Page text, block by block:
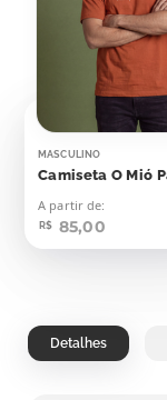
MASCULINO
A partir de:
R$ 85,00
Detalhes